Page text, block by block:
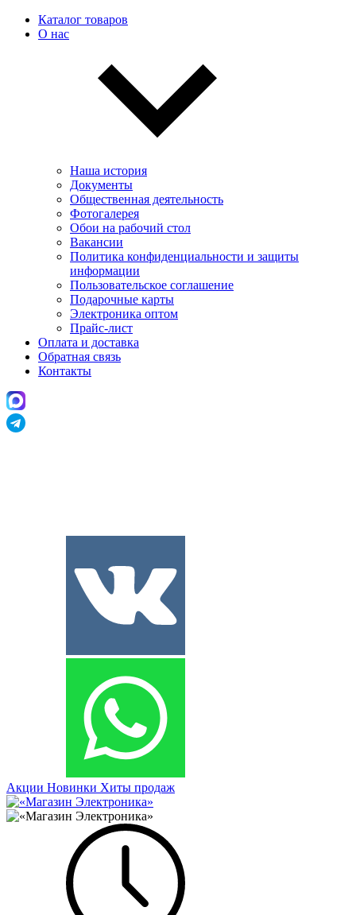
Каталог товаров
О нас
Наша история
Документы
Общественная деятельность
Фотогалерея
Обои на рабочий стол
Вакансии
Политика конфиденциальности и защиты
информации
Пользовательскоe соглашение
Подарочные карты
Электроника оптом
Прайс-лист
Оплата и доставка
Обратная связь
Контакты
Акции Новинки Хиты продаж